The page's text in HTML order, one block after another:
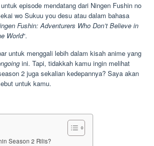
episode mendatang dari Ningen Fushin no
wo Sukuu you desu atau dalam bahasa
Fushin: Adventurers Who Don’t Believe in
World“.
untuk menggali lebih dalam kisah anime yang
ini. Tapi, tidakkah kamu ingin melihat
2 juga sekalian kedepannya? Saya akan
untuk kamu.
Season 2 Rilis?